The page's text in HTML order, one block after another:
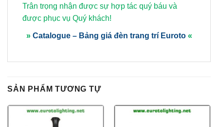
Trân trọng nhận được sự hợp tác quý báu và
được phục vụ Quý khách!
» Catalogue – Bảng giá đèn trang trí Euroto «
SẢN PHẨM TƯƠNG TỰ